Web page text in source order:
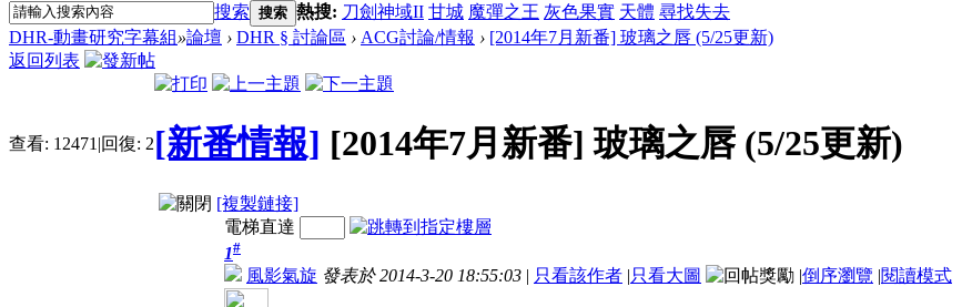
搜索 搜索 熱搜: 刀劍神域II 甘城 魔彈之王 灰色果實 天體 尋找失去
DHR-動畫研究字幕組»論壇 › DHR § 討論區 › ACG討論/情報 › [2014年7月新番] 玻璃之唇 (5/25更新)
返回列表
查看: 12471 |回復: 2[新番情報] [2014年7月新番] 玻璃之唇 (5/25更新)
[複製鏈接]
電梯直達
1#
風影氣旋 發表於 2014-3-20 18:55:03 | 只看該作者 |只看大圖 |倒序瀏覽 |閱讀模式